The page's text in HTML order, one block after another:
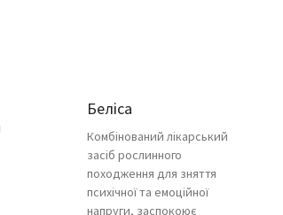
Беліса
Комбінований лікарський
засіб рослинного
походження для зняття
психічної та емоційної
напруги, заспокоює